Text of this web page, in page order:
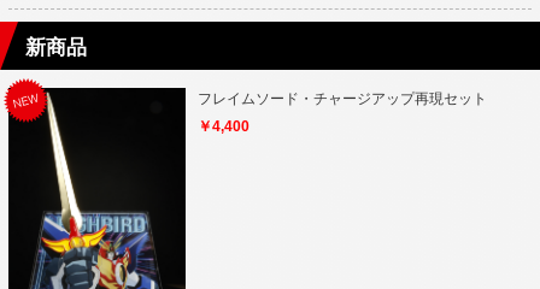
新商品
フレイムソード・チャージアップ再現セット
￥4,400